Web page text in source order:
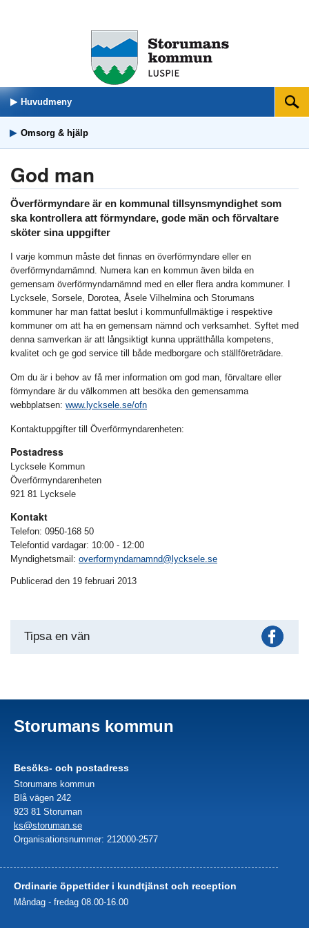
Huvudmeny Sök
Omsorg & hjälp
God man
Överförmyndare är en kommunal tillsynsmyndighet som
ska kontrollera att förmyndare, gode män och förvaltare
sköter sina uppgifter
I varje kommun måste det finnas en överförmyndare eller en
överförmyndarnämnd. Numera kan en kommun även bilda en
gemensam överförmyndarnämnd med en eller flera andra kommuner. I
Lycksele, Sorsele, Dorotea, Åsele Vilhelmina och Storumans
kommuner har man fattat beslut i kommunfullmäktige i respektive
kommuner om att ha en gemensam nämnd och verksamhet. Syftet med
denna samverkan är att långsiktigt kunna upprätthålla kompetens,
kvalitet och ge god service till både medborgare och ställföreträdare.
Om du är i behov av få mer information om god man, förvaltare eller
förmyndare är du välkommen att besöka den gemensamma
webbplatsen: www.lycksele.se/ofn
Kontaktuppgifter till Överförmyndarenheten:
Postadress
Lycksele Kommun
Överförmyndarenheten
921 81 Lycksele
Kontakt
Telefon: 0950-168 50
Telefontid vardagar: 10:00 - 12:00
Myndighetsmail: overformyndarnamnd@lycksele.se
Publicerad den 19 februari 2013
Tipsa en vän
Storumans kommun
Besöks- och postadress
Storumans kommun
Blå vägen 242
923 81 Storuman
ks@storuman.se
Organisationsnummer: 212000-2577
Ordinarie öppettider i kundtjänst och reception
Måndag - fredag 08.00-16.00